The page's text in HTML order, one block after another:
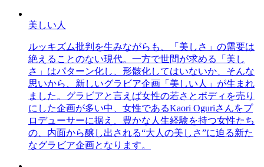
美しい人
ルッキズム批判を生みながらも、「美しさ」の需要は
絶えることのない現代。一方で世間が求める「美し
さ」はパターン化し、形骸化してはいないか、そんな
思いから、新しいグラビア企画「美しい人」が生まれ
ました。グラビアと言えば女性の若さとボディを売り
にした企画が多い中、女性であるKaori Oguriさんをプ
ロデューサーに据え、豊かな人生経験を持つ女性たち
の、内面から醸し出される“大人の美しさ”に迫る新た
なグラビア企画となります。